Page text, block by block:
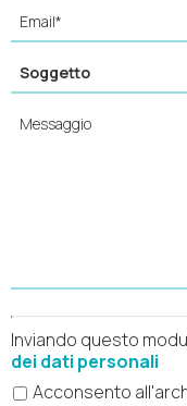
Inviando questo
dei dati personali
Acconsento